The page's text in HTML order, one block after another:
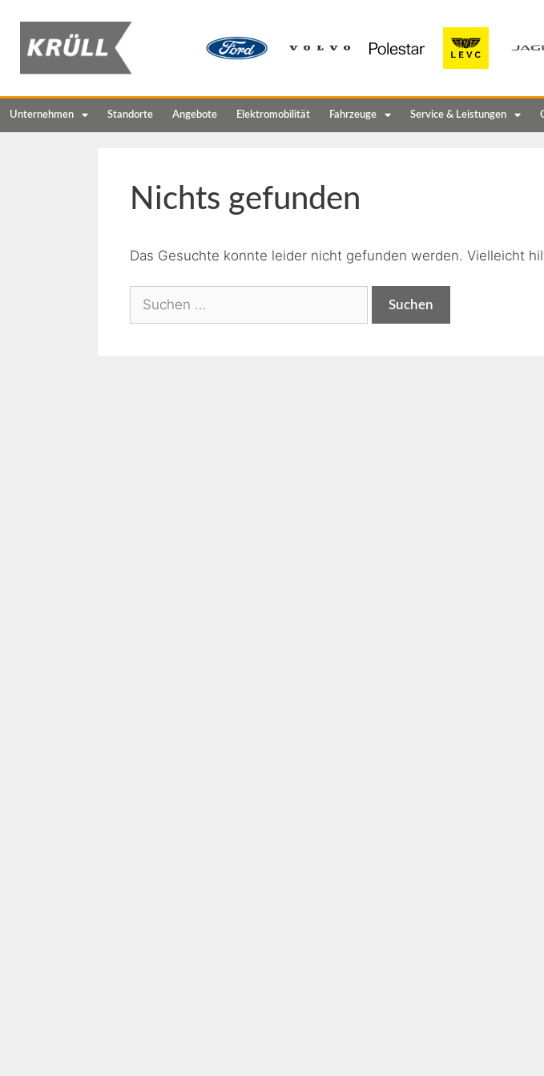
Unternehmen Standorte Angebote Elektromobilität Fahrzeuge Service & Leistungen
Nichts gefunden
Das Gesuchte konnte leider nicht gefunden werden. Vielleicht